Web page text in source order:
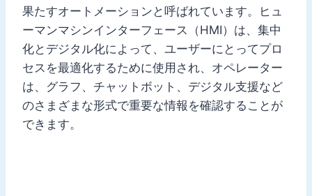
果たすオートメーションと呼ばれています。ヒュ
ーマンマシンインターフェース（HMI）は、集中
化とデジタル化によって、ユーザーにとってプロ
セスを最適化するために使用され、オペレーター
は、グラフ、チャットボット、デジタル支援など
のさまざまな形式で重要な情報を確認することが
できます。